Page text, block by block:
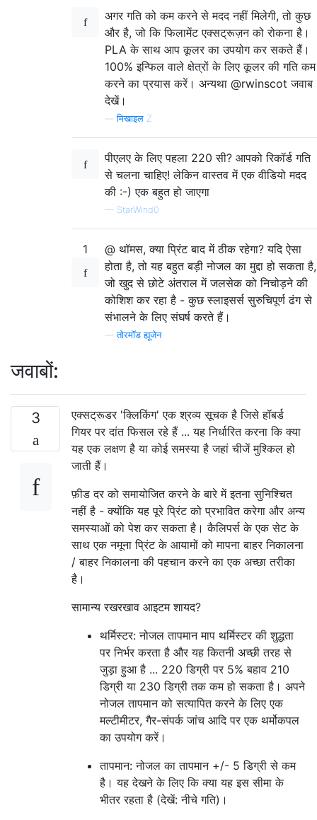
अगर गति को कम करने से मदद नहीं मिलेगी, तो कुछ
और है, जो कि फिलामेंट एक्सट्रूज़न को रोकना है।
PLA के साथ आप कूलर का उपयोग कर सकते हैं।
100% इन्फिल वाले क्षेत्रों के लिए कूलर की गति कम
करने का प्रयास करें। अन्यथा @rwinscot जवाब
देखें।
—मिखाइल Z
पीएलए के लिए पहला 220 सी? आपको रिकॉर्ड गति
से चलना चाहिए! लेकिन वास्तव में एक वीडियो मदद
की :-) एक बहुत हो जाएगा
— StarWind0
1
@ थॉमस, क्या प्रिंट बाद में ठीक रहेगा? यदि ऐसा
होता है, तो यह बहुत बड़ी नोजल का मुद्दा हो सकता है,
जो खुद से छोटे अंतराल में जलसेक को निचोड़ने की
कोशिश कर रहा है - कुछ स्लाइसर्स सुरुचिपूर्ण ढंग से
संभालने के लिए संघर्ष करते हैं।
—तोरमॉड ह्यूजेन
जवाबों:
3
एक्सट्रूडर 'क्लिकिंग' एक श्रव्य सूचक है जिसे हॉबर्ड
गियर पर दांत फिसल रहे हैं ... यह निर्धारित करना कि क्या
यह एक लक्षण है या कोई समस्या है जहां चीजें मुश्किल हो
जाती हैं।
फ़ीड दर को समायोजित करने के बारे में इतना सुनिश्चित
नहीं है - क्योंकि यह पूरे प्रिंट को प्रभावित करेगा और अन्य
समस्याओं को पेश कर सकता है। कैलिपर्स के एक सेट के
साथ एक नमूना प्रिंट के आयामों को मापना बाहर निकालना
/ बाहर निकालना की पहचान करने का एक अच्छा तरीका
है।
सामान्य रखरखाव आइटम शायद?
थर्मिस्टर: नोजल तापमान माप थर्मिस्टर की शुद्धता
पर निर्भर करता है और यह कितनी अच्छी तरह से
जुड़ा हुआ है ... 220 डिग्री पर 5% बहाव 210
डिग्री या 230 डिग्री तक कम हो सकता है। अपने
नोजल तापमान को सत्यापित करने के लिए एक
मल्टीमीटर, गैर-संपर्क जांच आदि पर एक थर्मोकपल
का उपयोग करें।
तापमान: नोजल का तापमान +/- 5 डिग्री से कम
है। यह देखने के लिए कि क्या यह इस सीमा के
भीतर रहता है (देखें: नीचे गति)।